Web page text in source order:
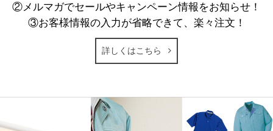
②メルマガでセールやキャンペーン情報をお知らせ！
③お客様情報の入力が省略できて、楽々注文！
詳しくはこちら